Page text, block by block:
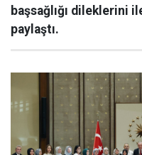
başsağlığı dileklerini
paylaştı.